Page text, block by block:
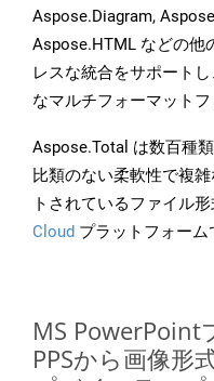
Aspose.Diagram,
Aspose.HTML などの他
レスな統合をサポート
なマルチフォーマットフ
Aspose.Total は数百種
比類のない柔軟性で複
トされているファイル形
Cloud プラットフォーム
MS PowerPoint
PPSから画像形